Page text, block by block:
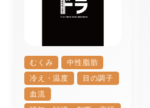
むくみ
中性脂肪
冷え・温度
目の調子
血流